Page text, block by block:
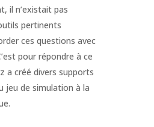
il n’existait pas
pertinents
ces questions avec
pour répondre à ce
a créé divers supports
jeu de simulation à la